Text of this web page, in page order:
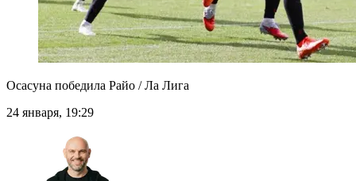
Осасуна победила Райо / Ла Лига
24 января, 19:29